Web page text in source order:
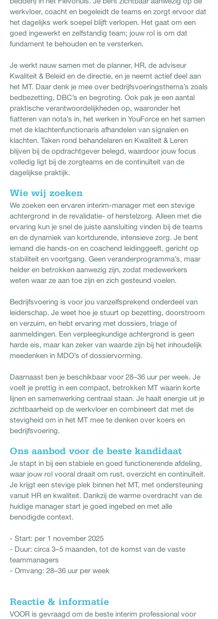
werkvloer, coacht en begeleidt de teams en zorgt ervoor dat
het dagelijks werk soepel blijft verlopen. Het gaat om een
goed ingewerkt en zelfstandig team; jouw rol is om dat
fundament te behouden en te versterken.
Je werkt nauw samen met de planner, HR, de adviseur
Kwaliteit & Beleid en de directie, en je neemt actief deel aan
het MT. Daar denk je mee over bedrijfsvoeringsthema’s zoals
bedbezetting, DBC’s en begroting. Ook pak je een aantal
praktische verantwoordelijkheden op, waaronder het
fiatteren van nota’s in, het werken in YouForce en het samen
met de klachtenfunctionaris afhandelen van signalen en
klachten. Taken rond behandelaren en Kwaliteit & Leren
blijven bij de opdrachtgever belegd, waardoor jouw focus
volledig ligt bij de zorgteams en de continuïteit van de
dagelijkse praktijk.
Wie wij zoeken
We zoeken een ervaren interim-manager met een stevige
achtergrond in de revalidatie- of herstelzorg. Alleen met die
ervaring kun je snel de juiste aansluiting vinden bij de teams
en de dynamiek van kortdurende, intensieve zorg. Je bent
iemand die hands-on en coachend leidinggeeft, gericht op
stabiliteit en voortgang. Geen veranderprogramma’s, maar
helder en betrokken aanwezig zijn, zodat medewerkers
weten waar ze aan toe zijn en zich gesteund voelen.
Bedrijfsvoering is voor jou vanzelfsprekend onderdeel van
leiderschap. Je weet hoe je stuurt op bezetting, doorstroom
en verzuim, en hebt ervaring met dossiers, triage of
aanmeldingen. Een verpleegkundige achtergrond is geen
harde eis, maar kan zeker van waarde zijn bij het inhoudelijk
meedenken in MDO’s of dossiervorming.
Daarnaast ben je beschikbaar voor 28–36 uur per week. Je
voelt je prettig in een compact, betrokken MT waarin korte
lijnen en samenwerking centraal staan. Je haalt energie uit je
zichtbaarheid op de werkvloer en combineert dat met de
stevigheid om in het MT mee te denken over koers en
bedrijfsvoering.
Ons aanbod voor de beste kandidaat
Je stapt in bij een stabiele en goed functionerende afdeling,
waar jouw rol vooral draait om rust, overzicht en continuïteit.
Je krijgt een stevige plek binnen het MT, met ondersteuning
vanuit HR en kwaliteit. Dankzij de warme overdracht van de
huidige manager start je goed ingebed en met alle
benodigde context.
- Start: per 1 november 2025
- Duur: circa 3–5 maanden, tot de komst van de vaste
teammanagers
- Omvang: 28–36 uur per week
Reactie & informatie
VOOR is gevraagd om de beste interim professional voor